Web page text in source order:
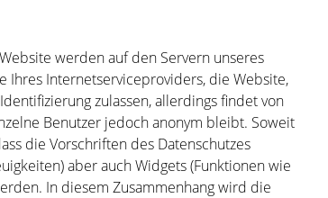
werden auf den Servern unseres
Ihres Internetserviceproviders, die Website,
zulassen, allerdings findet von
Benutzer jedoch anonym bleibt. Soweit
die Vorschriften des Datenschutzes
aber auch Widgets (Funktionen wie
In diesem Zusammenhang wird die